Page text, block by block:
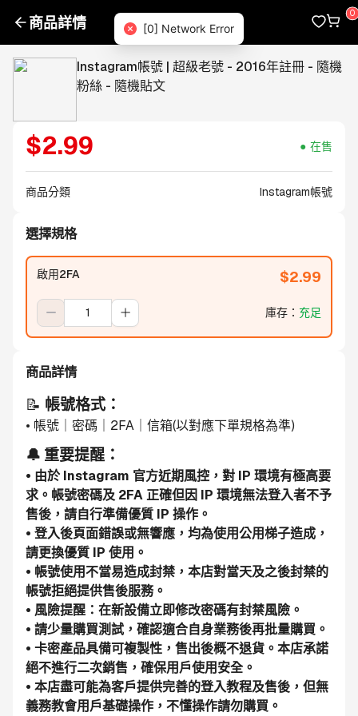
商品詳情
Instagram帳號 | 超級老號 - 2016年註冊 - 隨機
粉絲 - 隨機貼文
$2.99 在售
商品分類 Instagram帳號
選擇規格
啟用2FA $2.99
庫存 ： 充足
商品詳情
📝 帳號格式：
• 帳號｜密碼｜2FA｜信箱(以對應下單規格為準)
🔔 重要提醒：
• 由於 Instagram 官方近期風控，對 IP 環境有極高要
求。帳號密碼及 2FA 正確但因 IP 環境無法登入者不予
售後，請自行準備優質 IP 操作。
• 登入後頁面錯誤或無響應，均為使用公用梯子造成，
請更換優質 IP 使用。
• 帳號使用不當易造成封禁，本店對當天及之後封禁的
帳號拒絕提供售後服務。
• 風險提醒：在新設備立即修改密碼有封禁風險。
• 請少量購買測試，確認適合自身業務後再批量購買。
• 卡密產品具備可複製性，售出後概不退貨。本店承諾
絕不進行二次銷售，確保用戶使用安全。
• 本店盡可能為客戶提供完善的登入教程及售後，但無
義務教會用戶基礎操作，不懂操作請勿購買。
[0] Network Error